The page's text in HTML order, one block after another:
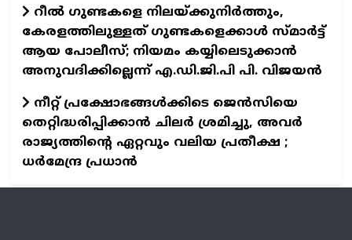
റീൽ ഗുണ്ടകളെ നിലയ്ക്കുനിർത്തും,
കേരളത്തിലുള്ളത് ഗുണ്ടകളെക്കാൾ സ്മാർട്ട്
ആയ പോലീസ്; നിയമം കയ്യിലെടുക്കാൻ
അനുവദിക്കില്ലെന്ന് എ.ഡി.ജി.പി പി. വിജയൻ
നീറ്റ് പ്രക്ഷോഭങ്ങൾക്കിടെ ജെൻസിയെ
തെറ്റിദ്ധരിപ്പിക്കാൻ ചിലർ ശ്രമിച്ചു, അവർ
രാജ്യത്തിന്റെ ഏറ്റവും വലിയ പ്രതീക്ഷ ;
ധർമേന്ദ്ര പ്രധാൻ